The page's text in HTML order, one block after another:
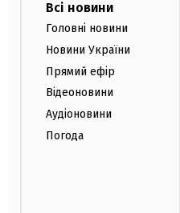
Всі новини
Головні новини
Новини України
Прямий ефір
Відеоновини
Аудіоновини
Погода